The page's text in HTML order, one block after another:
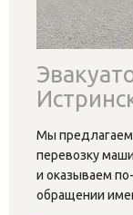
Мы предлагаем
перевозку
и оказываем
обращении